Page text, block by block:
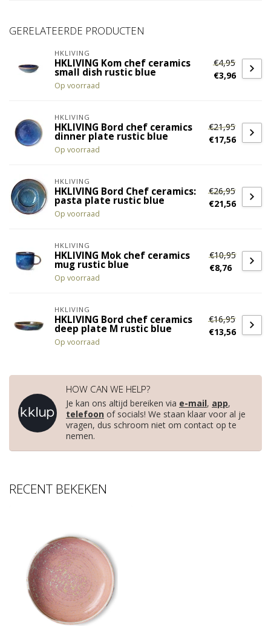
GERELATEERDE PRODUCTEN
HKLIVING
HKLIVING Kom chef ceramics
small dish rustic blue
Op voorraad
€4,95
€3,96
HKLIVING
HKLIVING Bord chef ceramics
dinner plate rustic blue
Op voorraad
€21,95
€17,56
HKLIVING
HKLIVING Bord Chef ceramics:
pasta plate rustic blue
Op voorraad
€26,95
€21,56
HKLIVING
HKLIVING Mok chef ceramics
mug rustic blue
Op voorraad
€10,95
€8,76
HKLIVING
HKLIVING Bord chef ceramics
deep plate M rustic blue
Op voorraad
€16,95
€13,56
HOW CAN WE HELP?
Je kan ons altijd bereiken via e-mail, app,
telefoon of socials! We staan klaar voor al je
vragen, dus schroom niet om contact op te
nemen.
RECENT BEKEKEN